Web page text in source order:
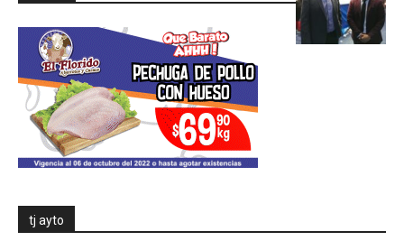
tj ayto